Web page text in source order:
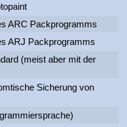
ARC Packprogramms
ARJ Packprogramms
(meist aber mit der
Sicherung von